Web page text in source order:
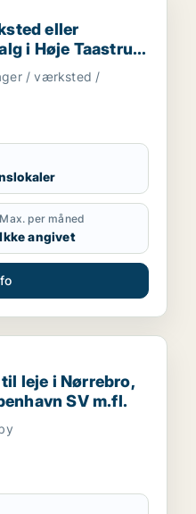
eller produktionslokaler
eller
i Høje Taastrup,
/ værksted /
Max. per måned
Ikke angivet
eller garage til salg i
i Nørrebro, København
leje i Nørrebro,
SV m.fl.